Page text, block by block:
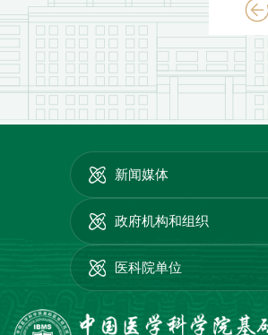
新闻媒体
政府机构和组织
医科院单位